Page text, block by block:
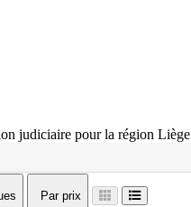
judiciaire pour la région Liège
Par prix